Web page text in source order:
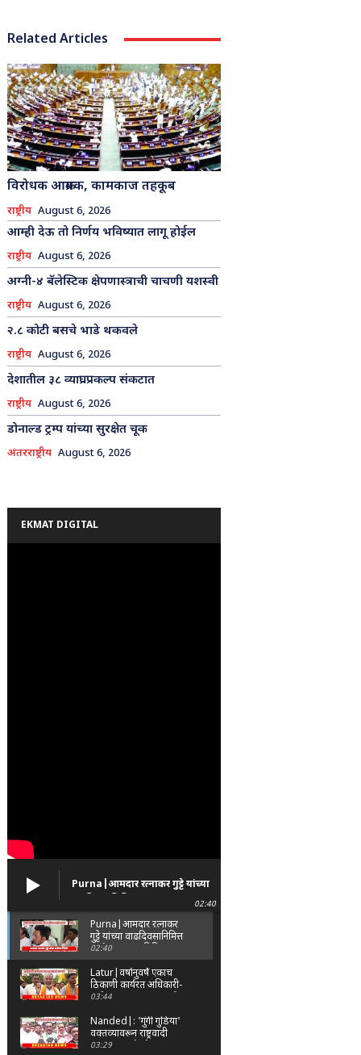
Related Articles
विरोधक आक्रमक, कामकाज तहकूब
राष्ट्रीय August 6, 2026
आम्ही देऊ तो निर्णय भविष्यात लागू होईल
राष्ट्रीय August 6, 2026
अग्नी-४ बॅलेस्टिक क्षेपणास्त्राची चाचणी यशस्वी
राष्ट्रीय August 6, 2026
२.८ कोटी बसचे भाडे थकवले
राष्ट्रीय August 6, 2026
देशातील ३८ व्याघ्रप्रकल्प संकटात
राष्ट्रीय August 6, 2026
डोनाल्ड ट्रम्प यांच्या सुरक्षेत चूक
अंतरराष्ट्रीय August 6, 2026
EKMAT DIGITAL
Purna|आमदार रत्नाकर गुट्टे यांच्या
वाढदिवसानिमित्त पूर्णा तालुक्यात
विविध सामाजिक उपक्रम
02:40
Purna|आमदार रत्नाकर
गुट्टे यांच्या वाढदिवसानिमित्त
पूर्णा तालुक्यात विविध
सामाजिक उपक्रम
02:40
Latur|वर्षानुवर्षे एकाच
ठिकाणी कार्यरत अधिकारी-
कर्मचाऱ्यांच्या बदल्यांसाठी
03:44
Nanded|: 'गुंगी गुडिया'
वक्तव्यावरून राष्ट्रवादी
आक्रमक; हर्षवर्धन
03:29